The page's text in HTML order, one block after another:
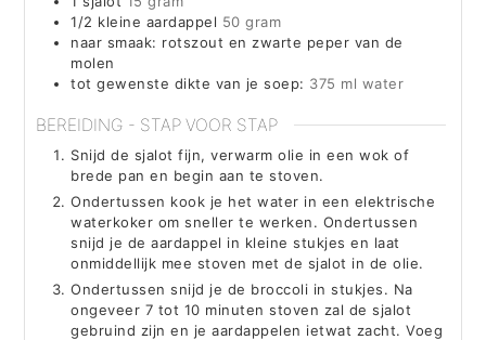
1/2 kleine aardappel 50 gram
naar smaak: rotszout en zwarte peper van de
molen
tot gewenste dikte van je soep: 375 ml water
BEREIDING - STAP VOOR STAP
Snijd de sjalot fijn, verwarm olie in een wok of
brede pan en begin aan te stoven.
Ondertussen kook je het water in een elektrische
waterkoker om sneller te werken. Ondertussen
snijd je de aardappel in kleine stukjes en laat
onmiddellijk mee stoven met de sjalot in de olie.
Ondertussen snijd je de broccoli in stukjes. Na
ongeveer 7 tot 10 minuten stoven zal de sjalot
gebruind zijn en je aardappelen ietwat zacht. Voeg